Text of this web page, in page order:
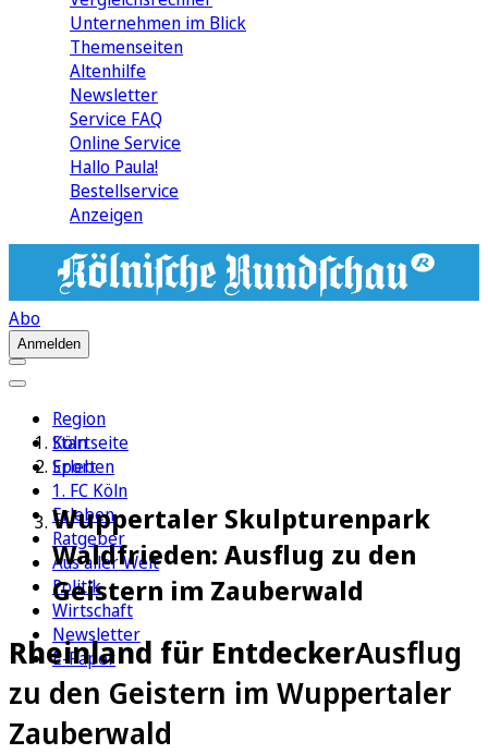
Unternehmen im Blick
Themenseiten
Altenhilfe
Newsletter
Service FAQ
Online Service
Hallo Paula!
Bestellservice
Anzeigen
Abo
Anmelden
Region
Köln
Sport
1. FC Köln
Erleben
Ratgeber
Aus aller Welt
Politik
Wirtschaft
Newsletter
E-Paper
Startseite
Erleben
Wuppertaler Skulpturenpark
Waldfrieden: Ausflug zu den
Geistern im Zauberwald
Rheinland für EntdeckerAusflug
zu den Geistern im Wuppertaler
Zauberwald